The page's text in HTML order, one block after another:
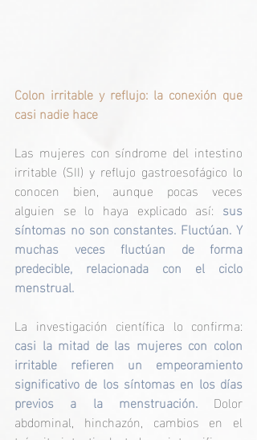
Colon irritable y reflujo: la conexión que
casi nadie hace
Las mujeres con síndrome del intestino
irritable (SII) y reflujo gastroesofágico lo
conocen bien, aunque pocas veces
alguien se lo haya explicado así: sus
síntomas no son constantes. Fluctúan. Y
muchas veces fluctúan de forma
predecible, relacionada con el ciclo
menstrual.
casi la mitad de las mujeres con colon
irritable refieren un empeoramiento
significativo de los síntomas en los días
previos a la menstruación. Dolor
abdominal, hinchazón, cambios en el